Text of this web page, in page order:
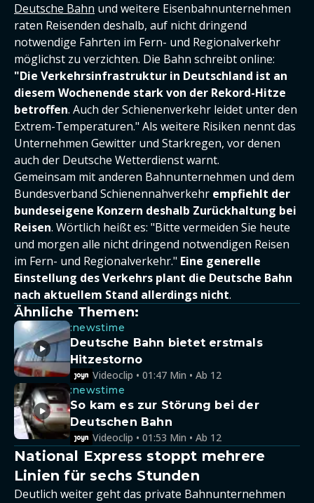
Deutsche Bahn und weitere Eisenbahnunternehmen
raten Reisenden deshalb, auf nicht dringend
notwendige Fahrten im Fern- und Regionalverkehr
möglichst zu verzichten. Die Bahn schreibt online:
"Die Verkehrsinfrastruktur in Deutschland ist an
diesem Wochenende stark von der Rekord-Hitze
betroffen. Auch der Schienenverkehr leidet unter den
Extrem-Temperaturen." Als weitere Risiken nennt das
Unternehmen Gewitter und Starkregen, vor denen
auch der Deutsche Wetterdienst warnt.
Gemeinsam mit anderen Bahnunternehmen und dem
Bundesverband Schienennahverkehr empfiehlt der
bundeseigene Konzern deshalb Zurückhaltung bei
Reisen. Wörtlich heißt es: "Bitte vermeiden Sie heute
und morgen alle nicht dringend notwendigen Reisen
im Fern- und Regionalverkehr." Eine generelle
Einstellung des Verkehrs plant die Deutsche Bahn
nach aktuellem Stand allerdings nicht.
Ähnliche Themen:
:newstime
Deutsche Bahn bietet erstmals
Hitzestorno
Videoclip • 01:47 Min • Ab 12
:newstime
So kam es zur Störung bei der
Deutschen Bahn
Videoclip • 01:53 Min • Ab 12
National Express stoppt mehrere
Linien für sechs Stunden
Deutlich weiter geht das private Bahnunternehmen